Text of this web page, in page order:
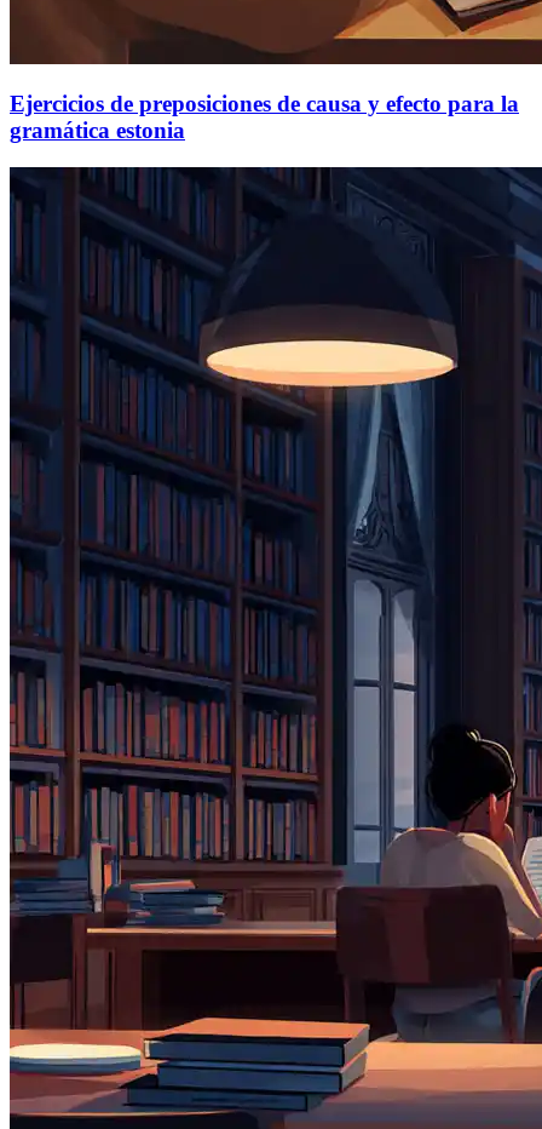
Ejercicios de preposiciones de causa y efecto para la
gramática estonia